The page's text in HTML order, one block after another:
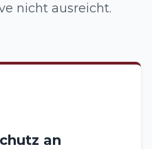
nicht ausreicht.
an